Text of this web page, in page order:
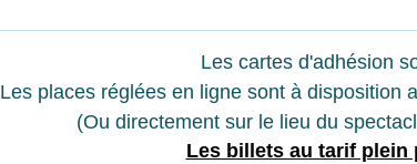
Les cartes d'adhésion
Les places réglées en ligne sont à disposition
(Ou directement sur le lieu du
Les billets au tarif plein